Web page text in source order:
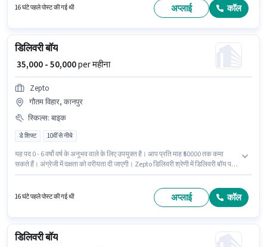
आवश्यक है।
16 घंटे पहले पोस्ट की गई थी अप्लाई कॉल
डिलिवरी बॉय
₹ 35,000 - 50,000per महीना
Zepto
गौतम विहार, कानपुर
स्किल्स: बाइक
डे शिफ्ट 10वीं से नीचे
यह पद 0 - 6 वर्षो वर्ष के अनुभव वाले के लिए उपयुक्त है। आप प्रति माह ₹50000 तक कमा
सकते हैं। अंग्रेजी में दक्षता को वरीयता दी जाएगी। Zepto डिलिवरी श्रेणी में डिलिवरी बॉय पद
सप्ताह है। इस पद के लिए Fixed सैलरी उपलब्ध है।
16 घंटे पहले पोस्ट की गई थी अप्लाई कॉल
डिलिवरी बॉय